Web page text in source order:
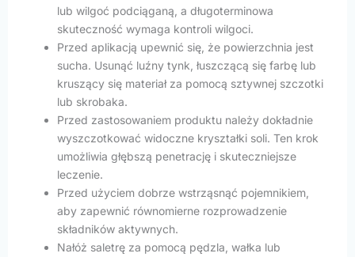
lub wilgoć podciąganą, a długoterminowa
skuteczność wymaga kontroli wilgoci.
Przed aplikacją upewnić się, że powierzchnia jest
sucha. Usunąć luźny tynk, łuszczącą się farbę lub
kruszący się materiał za pomocą sztywnej szczotki
lub skrobaka.
Przed zastosowaniem produktu należy dokładnie
wyszczotkować widoczne kryształki soli. Ten krok
umożliwia głębszą penetrację i skuteczniejsze
leczenie.
Przed użyciem dobrze wstrząsnąć pojemnikiem,
aby zapewnić równomierne rozprowadzenie
składników aktywnych.
Nałóż saletrę za pomocą pędzla, wałka lub